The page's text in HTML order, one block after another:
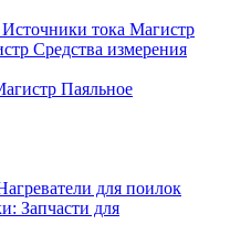
Источники тока Магистр
Средства измерения
Паяльное
для поилок